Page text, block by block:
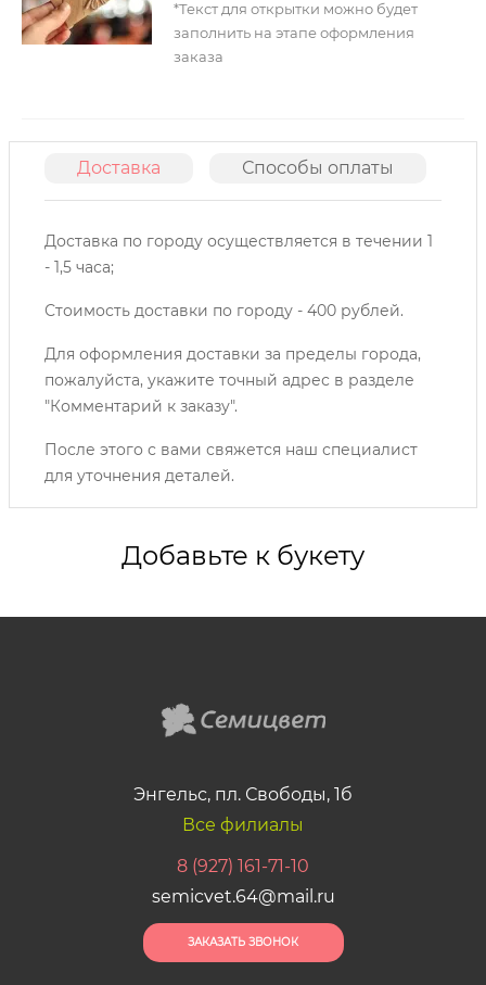
*Текст для открытки можно будет
заполнить на этапе оформления
заказа
Доставка Способы оплаты
Доставка по городу осуществляется в течении 1
- 1,5 часа;
Стоимость доставки по городу - 400 рублей.
Для оформления доставки за пределы города,
пожалуйста, укажите точный адрес в разделе
"Комментарий к заказу".
После этого с вами свяжется наш специалист
для уточнения деталей.
Добавьте к букету
Энгельс, пл. Свободы, 1б
Все филиалы
8 (927) 161-71-10
semicvet.64@mail.ru
ЗАКАЗАТЬ ЗВОНОК